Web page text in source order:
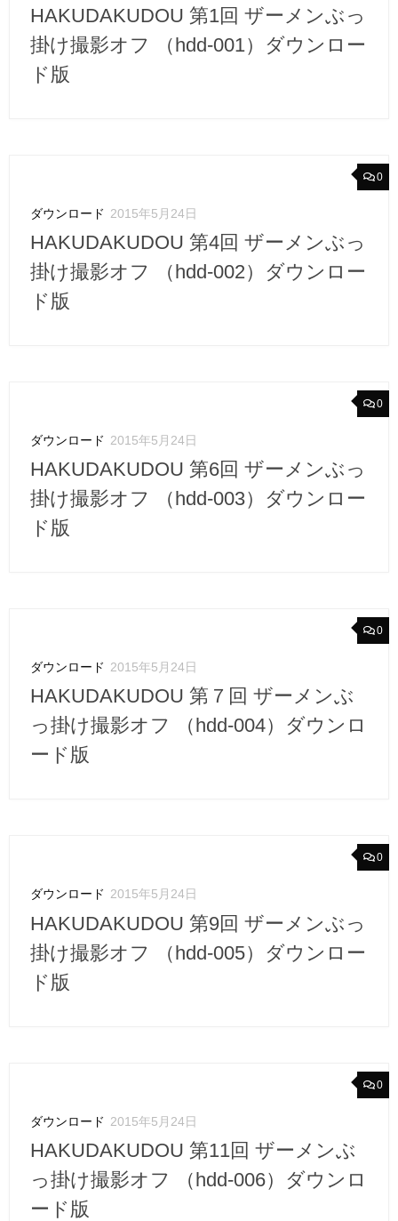
HAKUDAKUDOU 第1回 ザーメンぶっ
掛け撮影オフ （hdd-001）ダウンロー
ド版
0
ダウンロード 2015年5月24日
HAKUDAKUDOU 第4回 ザーメンぶっ
掛け撮影オフ （hdd-002）ダウンロー
ド版
0
ダウンロード 2015年5月24日
HAKUDAKUDOU 第6回 ザーメンぶっ
掛け撮影オフ （hdd-003）ダウンロー
ド版
0
ダウンロード 2015年5月24日
HAKUDAKUDOU 第７回 ザーメンぶ
っ掛け撮影オフ （hdd-004）ダウンロ
ード版
0
ダウンロード 2015年5月24日
HAKUDAKUDOU 第9回 ザーメンぶっ
掛け撮影オフ （hdd-005）ダウンロー
ド版
0
ダウンロード 2015年5月24日
HAKUDAKUDOU 第11回 ザーメンぶ
っ掛け撮影オフ （hdd-006）ダウンロ
ード版